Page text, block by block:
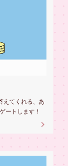
えてくれる、あ
ートします！